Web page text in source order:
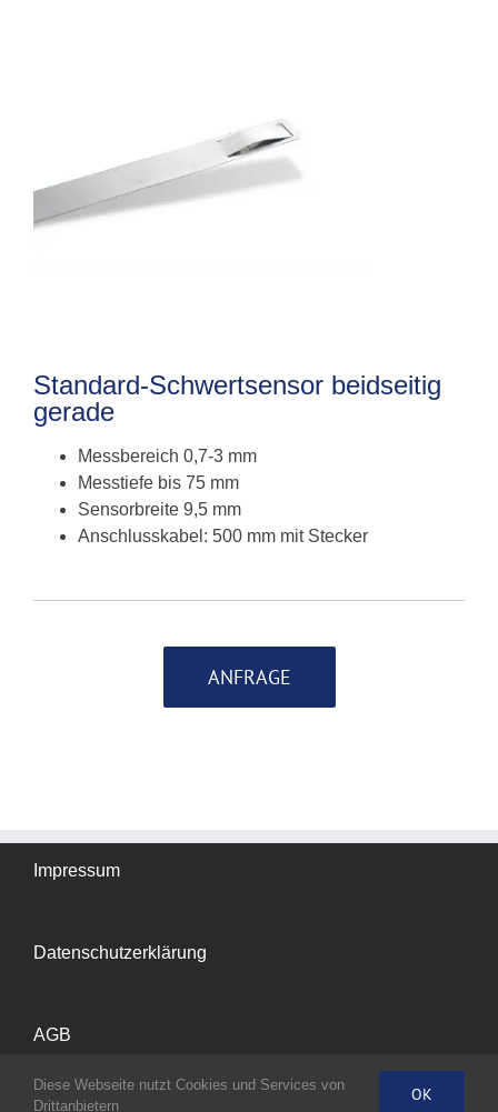
Standard-Schwertsensor beidseitig
gerade
Messbereich 0,7-3 mm
Messtiefe bis 75 mm
Sensorbreite 9,5 mm
Anschlusskabel: 500 mm mit Stecker
ANFRAGE
Impressum
Datenschutzerklärung
AGB
Diese Webseite nutzt Cookies und Services von
Drittanbietern
OK